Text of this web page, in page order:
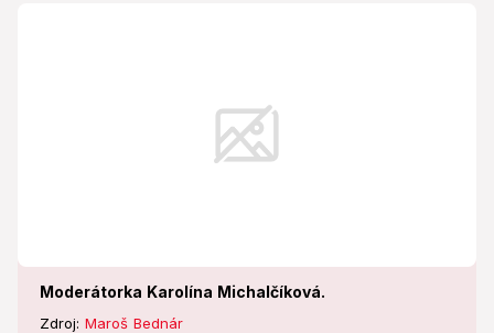
Moderátorka Karolína Michalčíková.
Zdroj: Maroš Bednár